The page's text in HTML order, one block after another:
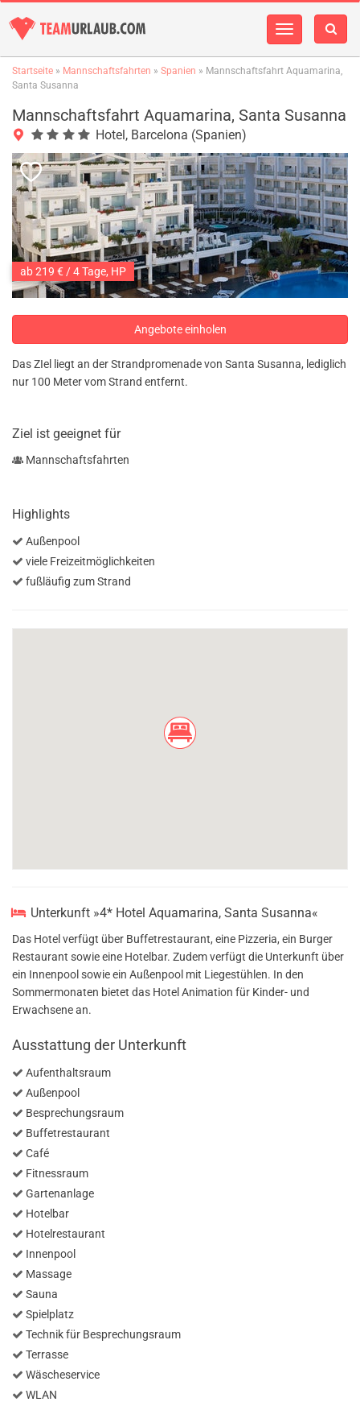
Navigation
Startseite » Mannschaftsfahrten » Spanien » Mannschaftsfahrt Aquamarina,
Santa Susanna
Mannschaftsfahrt Aquamarina, Santa Susanna
Hotel, Barcelona (Spanien)
ab 219 € / 4 Tage, HP
Angebote einholen
Das ZIel liegt an der Strandpromenade von Santa Susanna, lediglich
nur 100 Meter vom Strand entfernt.
Ziel ist geeignet für
Mannschaftsfahrten
Highlights
Außenpool
viele Freizeitmöglichkeiten
fußläufig zum Strand
Unterkunft »4* Hotel Aquamarina, Santa Susanna«
Das Hotel verfügt über Buffetrestaurant, eine Pizzeria, ein Burger
Restaurant sowie eine Hotelbar. Zudem verfügt die Unterkunft über
ein Innenpool sowie ein Außenpool mit Liegestühlen. In den
Sommermonaten bietet das Hotel Animation für Kinder- und
Erwachsene an.
Ausstattung der Unterkunft
Aufenthaltsraum
Außenpool
Besprechungsraum
Buffetrestaurant
Café
Fitnessraum
Gartenanlage
Hotelbar
Hotelrestaurant
Innenpool
Massage
Sauna
Spielplatz
Technik für Besprechungsraum
Terrasse
Wäscheservice
WLAN